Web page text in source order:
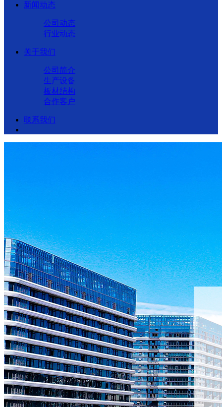
新闻动态
公司动态
行业动态
关于我们
公司简介
生产设备
板材结构
合作客户
联系我们